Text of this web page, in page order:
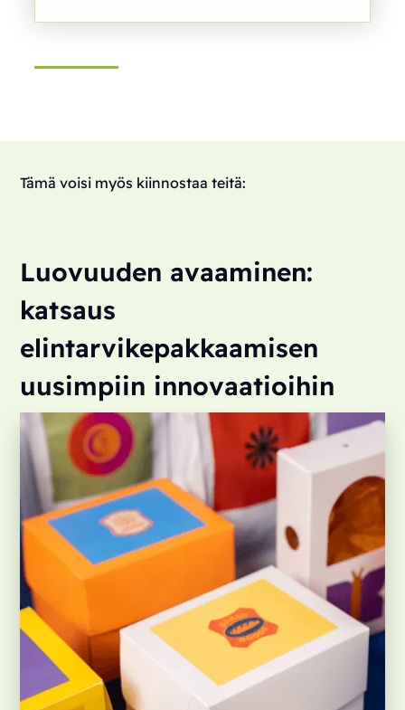
Tämä voisi myös kiinnostaa teitä:
Luovuuden avaaminen:
katsaus
elintarvikepakkaamisen
uusimpiin innovaatioihin